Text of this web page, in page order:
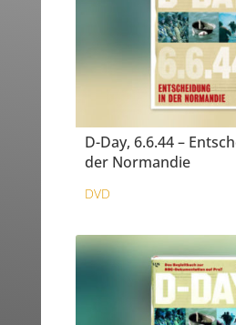
D-Day, 6.6.44 –
der Normandie
DVD